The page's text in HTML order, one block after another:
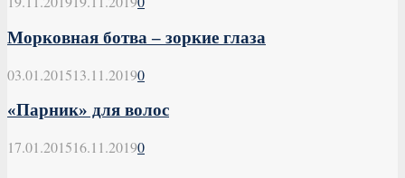
Морковная ботва – зоркие глаза
03.01.201513.11.20190
«Парник» для волос
17.01.201516.11.20190